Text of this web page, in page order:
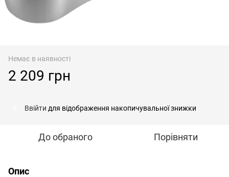
Немає в наявності
2 209 грн
Ввійти для відображення накопичувальної знижки
До обраного Порівняти
Опис